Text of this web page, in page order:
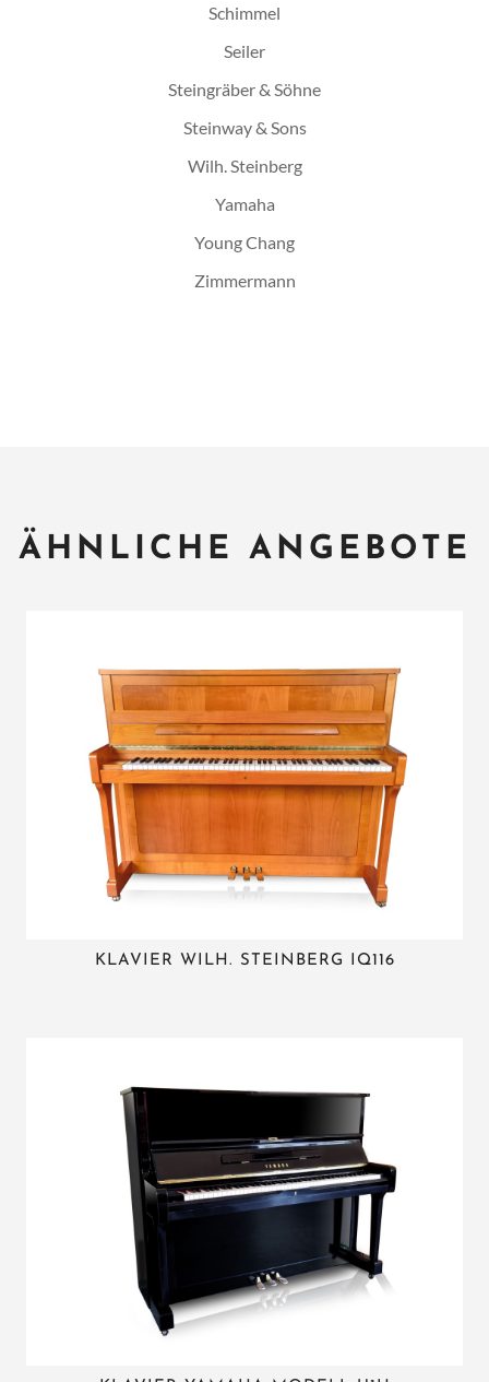
Schimmel
Seiler
Steingräber & Söhne
Steinway & Sons
Wilh. Steinberg
Yamaha
Young Chang
Zimmermann
ÄHNLICHE ANGEBOTE
KLAVIER WILH. STEINBERG IQ116